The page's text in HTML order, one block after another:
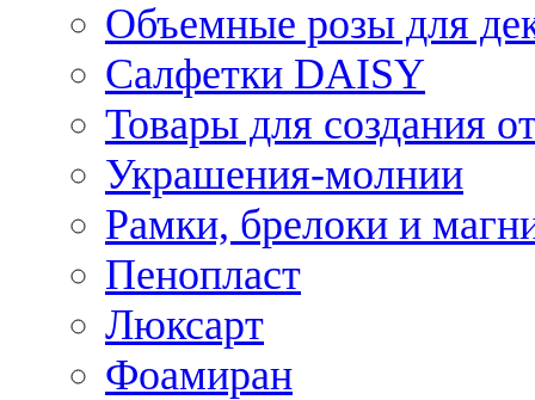
Объемные розы для
Салфетки DAISY
Товары для создания
Украшения-молнии
Рамки, брелоки и
Пенопласт
Люксарт
Фоамиран